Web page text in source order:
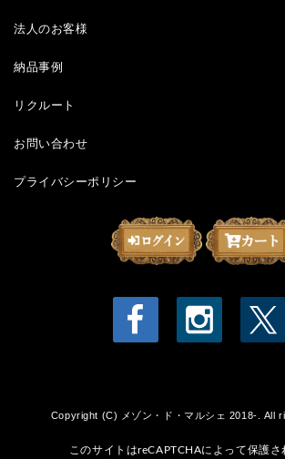
法人のお客様
納品事例
リクルート
お問い合わせ
プライバシーポリシー
Copyright (C) メゾン・ド・マルシェ 2018-. All
このサイトはreCAPTCHAによって保護さ